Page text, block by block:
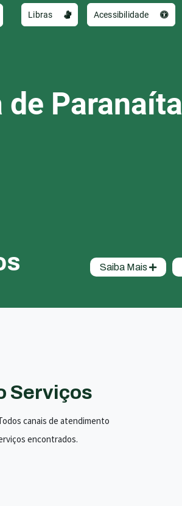
Libras Acessibilidade
Paranaíta
Saiba Mais
Serviços
canais de atendimento
encontrados.